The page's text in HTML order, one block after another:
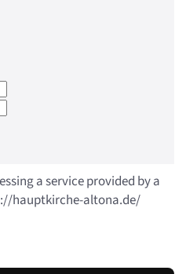
a service provided by a
hauptkirche-altona.de/